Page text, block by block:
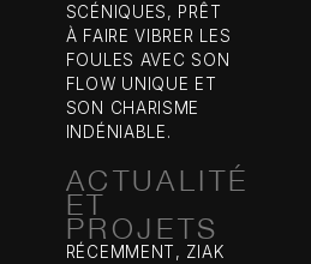
SCÉNIQUES, PRÊT
À FAIRE VIBRER LES
FOULES AVEC SON
FLOW UNIQUE ET
SON CHARISME
INDÉNIABLE.
ACTUALITÉ
ET
PROJETS
RÉCEMMENT, ZIAK